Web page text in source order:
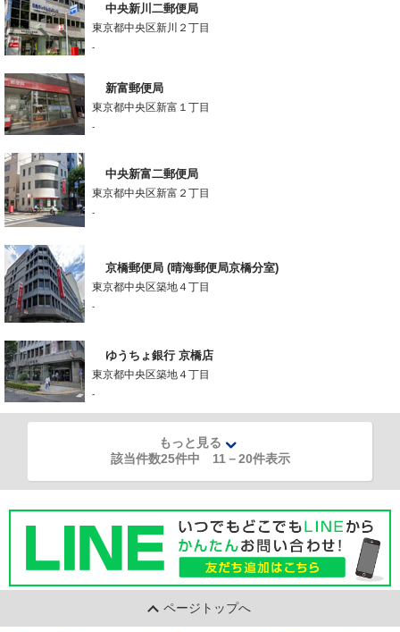
中央新川二郵便局
東京都中央区新川２丁目
-
新富郵便局
東京都中央区新富１丁目
-
中央新富二郵便局
東京都中央区新富２丁目
-
京橋郵便局 (晴海郵便局京橋分室)
東京都中央区築地４丁目
-
ゆうちょ銀行 京橋店
東京都中央区築地４丁目
-
もっと見る
該当件数25件中 11 －20件表示
ページトップへ